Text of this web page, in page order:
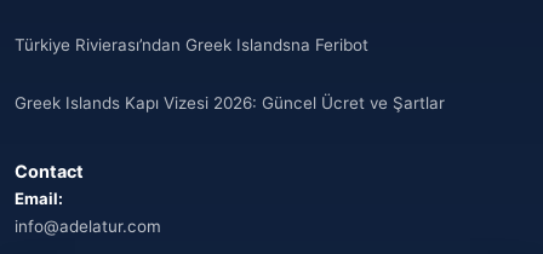
Türkiye Rivierası’ndan Greek Islandsna Feribot
Greek Islands Kapı Vizesi 2026: Güncel Ücret ve Şartlar
Contact
Email:
info@adelatur.com